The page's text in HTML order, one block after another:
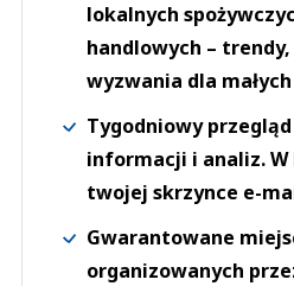
lokalnych
handlowych –
wyzwania dla
Tygodniowy
informacji i analiz.
twojej skrzynce e-
Gwarantowane
organizowanych